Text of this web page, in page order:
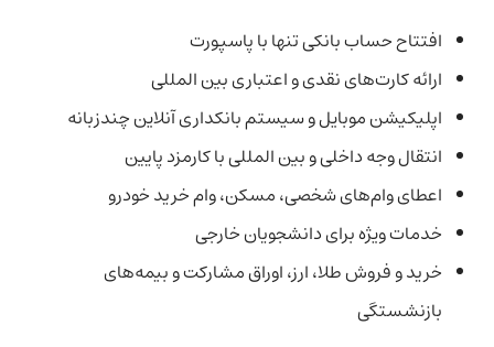
افتتاح حساب بانکی تنها با پاسپورت
ارائه کارت‌های نقدی و اعتباری بین المللی
اپلیکیشن موبایل و سیستم بانکداری آنلاین چندزبانه
انتقال وجه داخلی و بین المللی با کارمزد پایین
اعطای وام‌های شخصی، مسکن، وام خرید خودرو
خدمات ویژه برای دانشجویان خارجی
خرید و فروش طلا، ارز، اوراق مشارکت و بیمه‌های
بازنشستگی